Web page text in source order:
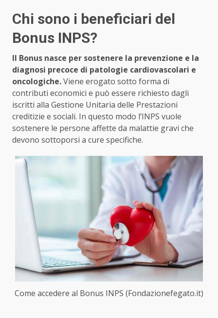
Chi sono i beneficiari del
Bonus INPS?
Il Bonus nasce per sostenere la prevenzione e la
diagnosi precoce di patologie cardiovascolari e
oncologiche.Viene erogato sotto forma di
contributi economici e può essere richiesto dagli
iscritti alla Gestione Unitaria delle Prestazioni
creditizie e sociali. In questo modo l’INPS vuole
sostenere le persone affette da malattie gravi che
devono sottoporsi a cure specifiche.
Come accedere al Bonus INPS (Fondazionefegato.it)